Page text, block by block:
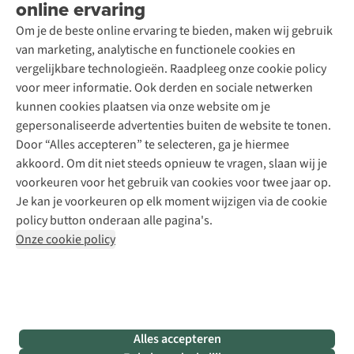
online ervaring
Om je de beste online ervaring te bieden, maken wij gebruik
van marketing, analytische en functionele cookies en
vergelijkbare technologieën. Raadpleeg onze cookie policy
voor meer informatie. Ook derden en sociale netwerken
kunnen cookies plaatsen via onze website om je
gepersonaliseerde advertenties buiten de website te tonen.
Door “Alles accepteren” te selecteren, ga je hiermee
akkoord. Om dit niet steeds opnieuw te vragen, slaan wij je
voorkeuren voor het gebruik van cookies voor twee jaar op.
Je kan je voorkeuren op elk moment wijzigen via de cookie
policy button onderaan alle pagina's.
Onze cookie policy
Alles accepteren
Contact
Toegankelijkheidsverklaring
Schoenonderhoud
Schoenherstelling
Kledingherstelling
Retouches
Voor bedrijven
Podcast
Explore Academy
Explore Camp
Gear Check
Inspiratie & advies
Meld je aan voor de nieuwsbrief
Follow us
Disclaimer Privacy Policy
Algemene voorwaarden
Cookie Policy